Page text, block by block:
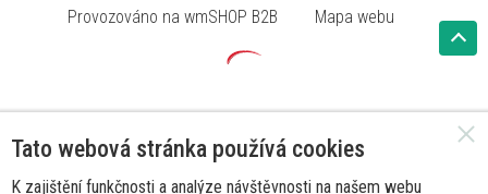
Provozováno na wmSHOP B2B
Mapa webu
Tato webová stránka používá cookies
K zajištění funkčnosti a analýze návštěvnosti na našem webu